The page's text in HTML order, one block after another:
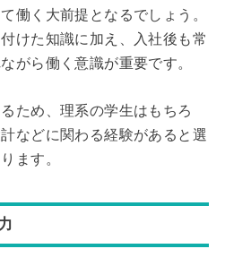
働く大前提となるでしょう。
けた知識に加え、入社後も常
がら働く意識が重要です。
ため、理系の学生はもちろ
などに関わる経験があると選
ます。